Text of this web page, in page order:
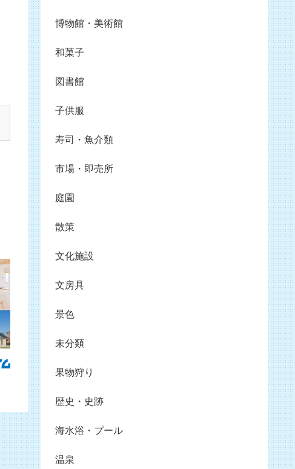
博物館・美術館
和菓子
図書館
子供服
寿司・魚介類
市場・即売所
庭園
散策
文化施設
文房具
景色
未分類
果物狩り
歴史・史跡
海水浴・プール
温泉